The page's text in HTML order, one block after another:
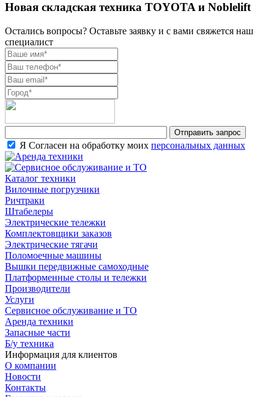
Новая складская техника TOYOTA и Noblelift
Остались вопросы? Оставьте заявку и с вами свяжется наш
специалист
Я Согласен на обработку моих персональных данных
Каталог техники
Вилочные погрузчики
Ричтраки
Штабелеры
Электрические тележки
Комплектовщики заказов
Электрические тягачи
Поломоечные машины
Вышки передвижные самоходные
Платформенные столы и тележки
Производители
Услуги
Сервисное обслуживание и ТО
Аренда техники
Запасные части
Б/у техника
Информация для клиентов
О компании
Новости
Контакты